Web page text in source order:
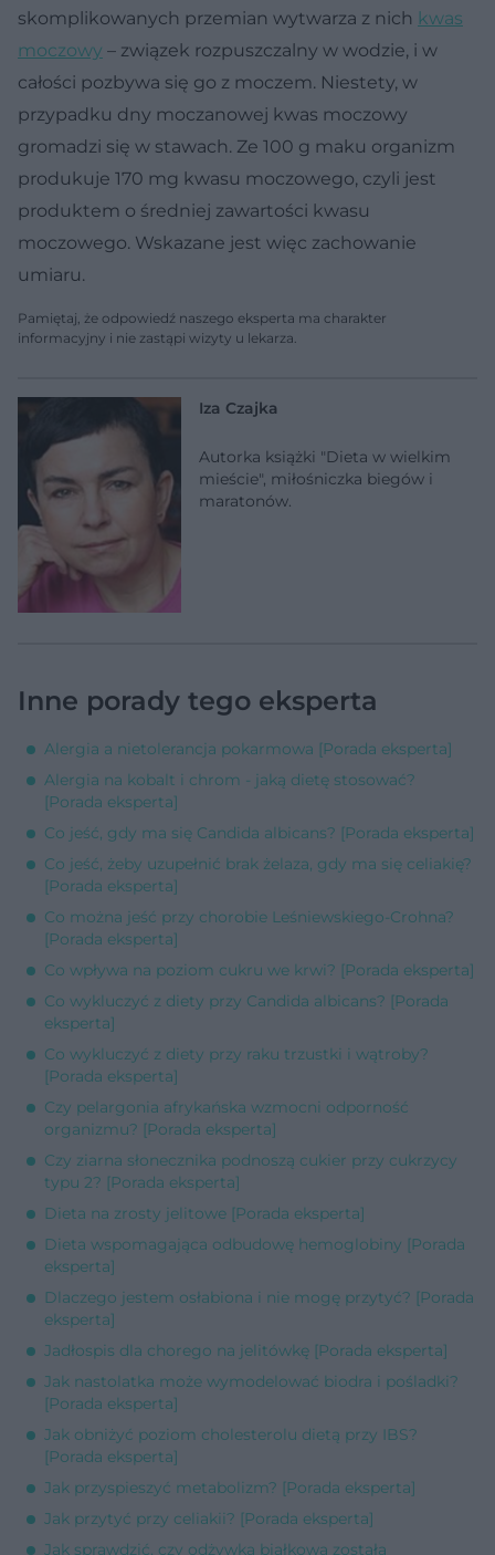
skomplikowanych przemian wytwarza z nich kwas
moczowy – związek rozpuszczalny w wodzie, i w
całości pozbywa się go z moczem. Niestety, w
przypadku dny moczanowej kwas moczowy
gromadzi się w stawach. Ze 100 g maku organizm
produkuje 170 mg kwasu moczowego, czyli jest
produktem o średniej zawartości kwasu
moczowego. Wskazane jest więc zachowanie
umiaru.
Pamiętaj, że odpowiedź naszego eksperta ma charakter
informacyjny i nie zastąpi wizyty u lekarza.
Iza Czajka
Autorka książki "Dieta w wielkim
mieście", miłośniczka biegów i
maratonów.
Inne porady tego eksperta
Alergia a nietolerancja pokarmowa [Porada eksperta]
Alergia na kobalt i chrom - jaką dietę stosować?
[Porada eksperta]
Co jeść, gdy ma się Candida albicans? [Porada eksperta]
Co jeść, żeby uzupełnić brak żelaza, gdy ma się celiakię?
[Porada eksperta]
Co można jeść przy chorobie Leśniewskiego-Crohna?
[Porada eksperta]
Co wpływa na poziom cukru we krwi? [Porada eksperta]
Co wykluczyć z diety przy Candida albicans? [Porada
eksperta]
Co wykluczyć z diety przy raku trzustki i wątroby?
[Porada eksperta]
Czy pelargonia afrykańska wzmocni odporność
organizmu? [Porada eksperta]
Czy ziarna słonecznika podnoszą cukier przy cukrzycy
typu 2? [Porada eksperta]
Dieta na zrosty jelitowe [Porada eksperta]
Dieta wspomagająca odbudowę hemoglobiny [Porada
eksperta]
Dlaczego jestem osłabiona i nie mogę przytyć? [Porada
eksperta]
Jadłospis dla chorego na jelitówkę [Porada eksperta]
Jak nastolatka może wymodelować biodra i pośladki?
[Porada eksperta]
Jak obniżyć poziom cholesterolu dietą przy IBS?
[Porada eksperta]
Jak przyspieszyć metabolizm? [Porada eksperta]
Jak przytyć przy celiakii? [Porada eksperta]
Jak sprawdzić, czy odżywka białkowa została